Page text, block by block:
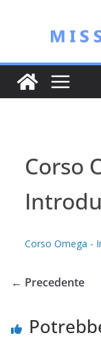
contenuto
Corso
Corso Omega -
← Precedente